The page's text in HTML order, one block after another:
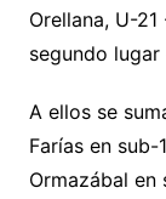
Orellana, U-
segundo
A ellos se
Farías en
Ormazábal